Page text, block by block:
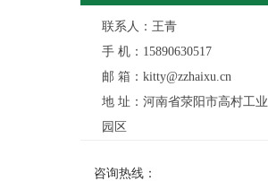
联系人：王青
手 机：15890630517
邮 箱：kitty@zzhaixu.cn
地 址：河南省荥阳市高村工业
园区
咨询热线：